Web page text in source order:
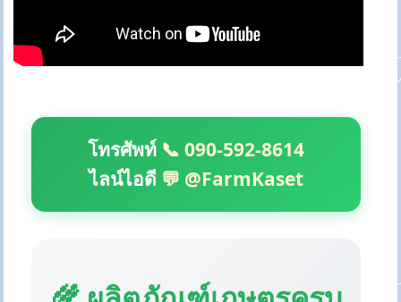
โทรศัพท์ 📞 090-592-8614
ไลน์ไอดี 💬 @FarmKaset